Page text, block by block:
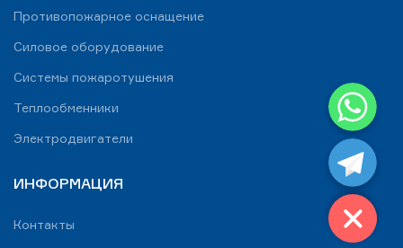
Противопожарное оснащение
Силовое оборудование
Системы пожаротушения
Теплообменники
Электродвигатели
ИНФОРМАЦИЯ
Контакты
WhatsApp
Telegram